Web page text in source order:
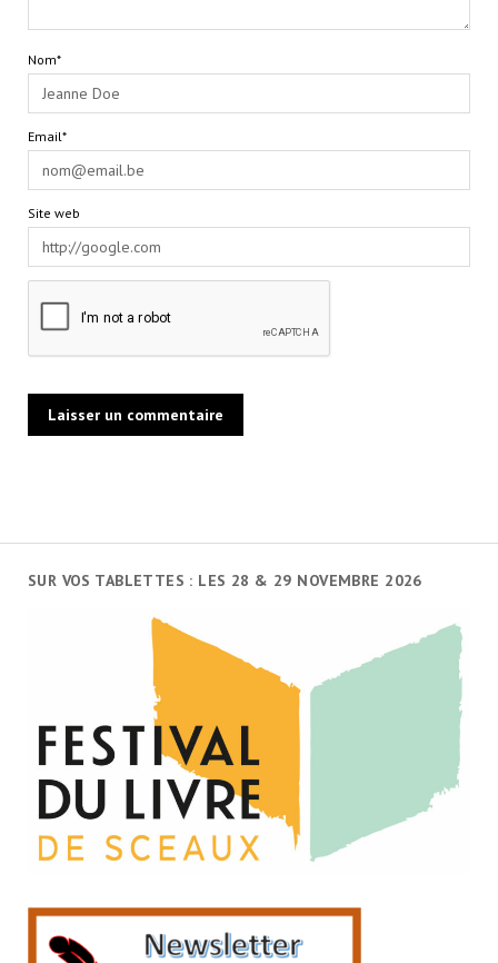
SUR VOS TABLETTES : LES 28 & 29 NOVEMBRE 2026
Nom*
Email*
Site web